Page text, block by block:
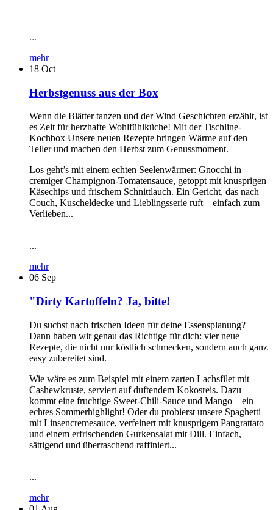
...
mehr
18 Oct
Herbstgenuss aus der Box
Wenn die Blätter tanzen und der Wind Geschichten erzählt, ist
es Zeit für herzhafte Wohlfühlküche! Mit der Tischline-
Kochbox Unsere neuen Rezepte bringen Wärme auf den
Teller und machen den Herbst zum Genussmoment.
Los geht’s mit einem echten Seelenwärmer: Gnocchi in
cremiger Champignon-Tomatensauce, getoppt mit knusprigen
Käsechips und frischem Schnittlauch. Ein Gericht, das nach
Couch, Kuscheldecke und Lieblingsserie ruft – einfach zum
Verlieben...
...
mehr
06 Sep
"Dirty Kartoffeln? Ja, bitte!
Du suchst nach frischen Ideen für deine Essensplanung?
Dann haben wir genau das Richtige für dich: vier neue
Rezepte, die nicht nur köstlich schmecken, sondern auch ganz
easy zubereitet sind.
Wie wäre es zum Beispiel mit einem zarten Lachsfilet mit
Cashewkruste, serviert auf duftendem Kokosreis. Dazu
kommt eine fruchtige Sweet-Chili-Sauce und Mango – ein
echtes Sommerhighlight! Oder du probierst unsere Spaghetti
mit Linsencremesauce, verfeinert mit knusprigem Pangrattato
und einem erfrischenden Gurkensalat mit Dill. Einfach,
sättigend und überraschend raffiniert...
...
mehr